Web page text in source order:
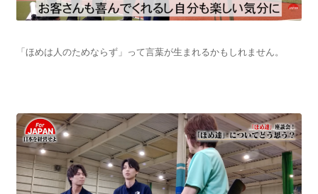
「ほめは人のためならず」って言葉が生まれるかもしれません。